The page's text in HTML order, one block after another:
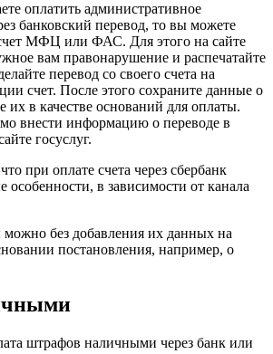
оплатить административное
банковский перевод, то вы можете
МФЦ или ФАС. Для этого на сайте
вам правонарушение и распечатайте
перевод со своего счета на
счет. После этого сохраните данные о
их в качестве оснований для оплаты.
внести информацию о переводе в
госуслуг.
при оплате счета через сбербанк
в зависимости от канала
без добавления их данных на
постановления, например, о
штрафов наличными через банк или